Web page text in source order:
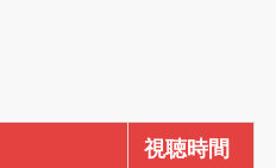
視聴時間